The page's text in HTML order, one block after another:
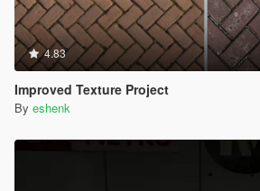
4.83
Improved Texture Project
By eshenk